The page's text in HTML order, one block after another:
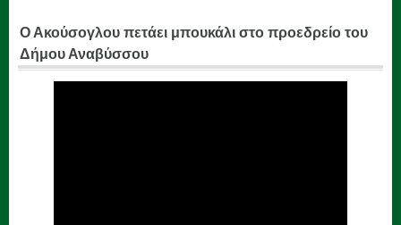
Ο Ακούσογλου πετάει μπουκάλι στο προεδρείο του
Δήμου Αναβύσσου